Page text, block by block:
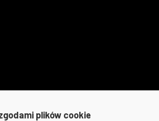
plików cookie